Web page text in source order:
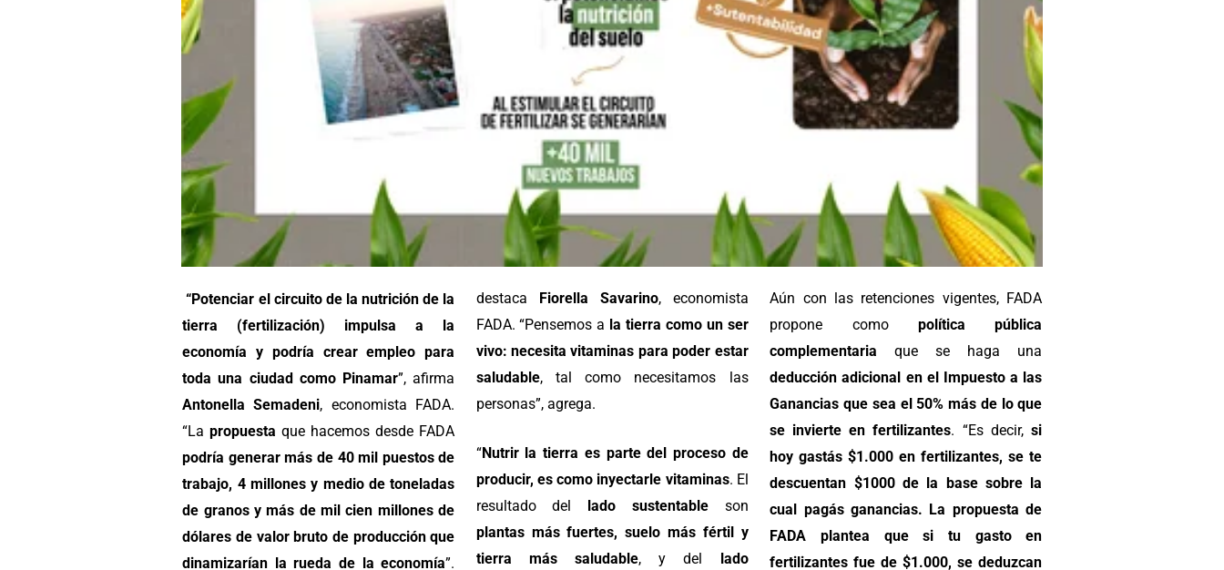
“Potenciar el circuito de la nutrición de la
tierra (fertilización) impulsa a la
economía y podría crear empleo para
toda una ciudad como Pinamar”, afirma
Antonella Semadeni, economista FADA.
“Lapropuestaque hacemos desde FADA
podría generar más de 40 mil puestos de
trabajo, 4 millones y medio de toneladas
de granos y más de mil cien millones de
dólares de valor bruto de producción que
dinamizarían la rueda de la economía”.
destaca Fiorella Savarino, economista
FADA. “Pensemos a la tierra como un ser
vivo: necesita vitaminas para poder estar
saludable, tal como necesitamos las
personas”, agrega.
“Nutrir la tierra es parte del proceso de
producir, es como inyectarle vitaminas. El
resultado del
lado sustentableson
plantas más fuertes, suelo más fértil y
tierra más saludable, y del
lado
Aún con las retenciones vigentes, FADA
propone comopolítica pública
complementaria que se haga una
deducción adicional en el Impuesto a las
Ganancias que sea el 50% más de lo que
se invierte en fertilizantes. “Es decir, si
hoy gastás $1.000 en fertilizantes, se te
descuentan $1000 de la base sobre la
cual pagás ganancias. La propuesta de
FADA plantea que si tu gasto en
fertilizantes fue de $1.000, se deduzcan